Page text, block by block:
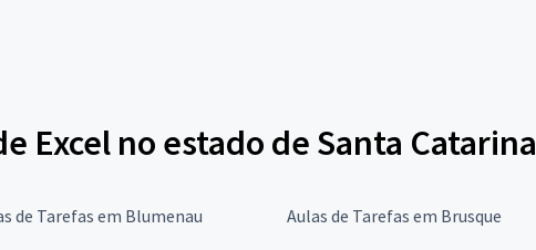
Excel no estado de Santa Catarina
de Tarefas em Blumenau Aulas de Tarefas em Brusque